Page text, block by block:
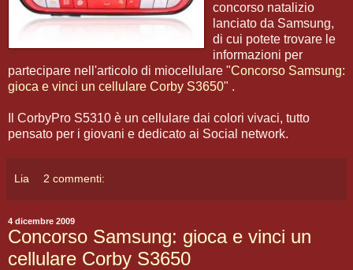
concorso natalizio
lanciato da Samsung,
di cui potete trovare le
informazioni per
partecipare nell'articolo di miocellulare "Concorso Samsung:
gioca e vinci un cellulare Corby S3650" .
Il CorbyPro S5310 è un cellulare dai colori vivaci, tutto
pensato per i giovani e dedicato ai Social network.
Lia 2 commenti:
4 dicembre 2009
Concorso Samsung: gioca e vinci un
cellulare Corby S3650